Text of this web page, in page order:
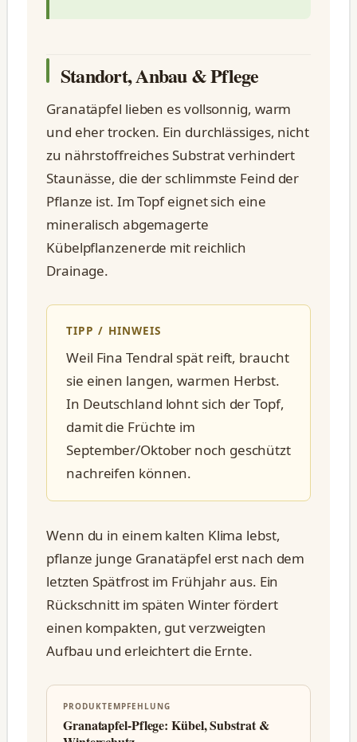
Standort, Anbau & Pflege
Granatäpfel lieben es vollsonnig, warm
und eher trocken. Ein durchlässiges, nicht
zu nährstoffreiches Substrat verhindert
Staunässe, die der schlimmste Feind der
Pflanze ist. Im Topf eignet sich eine
mineralisch abgemagerte
Kübelpflanzenerde mit reichlich
Drainage.
TIPP / HINWEIS
Weil Fina Tendral spät reift, braucht
sie einen langen, warmen Herbst.
In Deutschland lohnt sich der Topf,
damit die Früchte im
September/Oktober noch geschützt
nachreifen können.
Wenn du in einem kalten Klima lebst,
pflanze junge Granatäpfel erst nach dem
letzten Spätfrost im Frühjahr aus. Ein
Rückschnitt im späten Winter fördert
einen kompakten, gut verzweigten
Aufbau und erleichtert die Ernte.
PRODUKTEMPFEHLUNG
Granatapfel-Pflege: Kübel, Substrat &